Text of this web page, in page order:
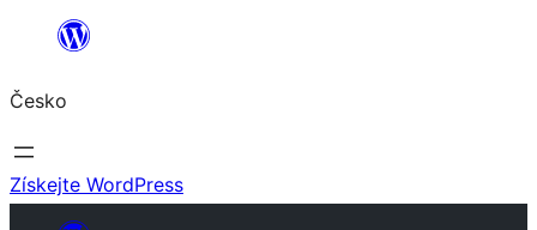
Přeskočit
obsah
Česko
Získejte WordPress